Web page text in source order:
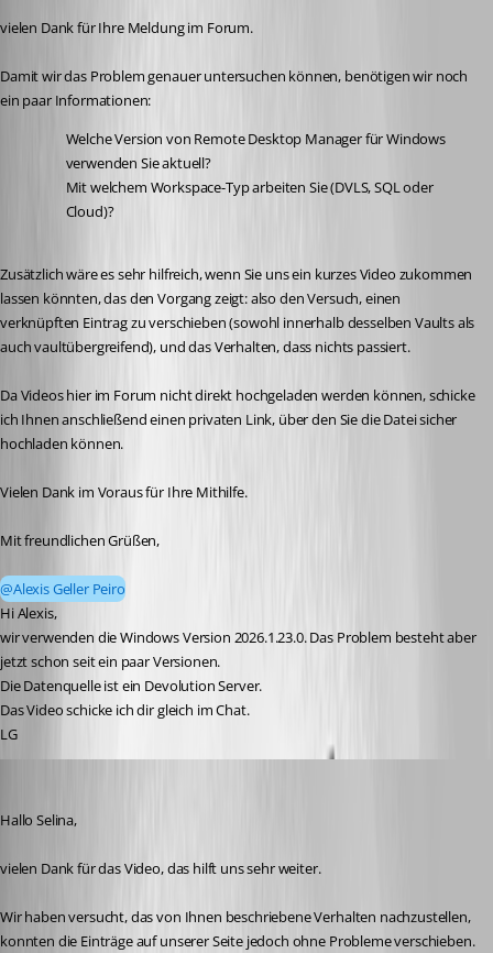
vielen Dank für Ihre Meldung im Forum.
Damit wir das Problem genauer untersuchen können, benötigen wir noch
ein paar Informationen:
Welche Version von Remote Desktop Manager für Windows
verwenden Sie aktuell?
Mit welchem Workspace-Typ arbeiten Sie (DVLS, SQL oder
Cloud)?
Zusätzlich wäre es sehr hilfreich, wenn Sie uns ein kurzes Video zukommen
lassen könnten, das den Vorgang zeigt: also den Versuch, einen
verknüpften Eintrag zu verschieben (sowohl innerhalb desselben Vaults als
auch vaultübergreifend), und das Verhalten, dass nichts passiert.
Da Videos hier im Forum nicht direkt hochgeladen werden können, schicke
ich Ihnen anschließend einen privaten Link, über den Sie die Datei sicher
hochladen können.
Vielen Dank im Voraus für Ihre Mithilfe.
Mit freundlichen Grüßen,
@Alexis Geller Peiro
Hi Alexis,
wir verwenden die Windows Version 2026.1.23.0. Das Problem besteht aber
jetzt schon seit ein paar Versionen.
Die Datenquelle ist ein Devolution Server.
Das Video schicke ich dir gleich im Chat.
LG
Hallo Selina,
vielen Dank für das Video, das hilft uns sehr weiter.
Wir haben versucht, das von Ihnen beschriebene Verhalten nachzustellen,
konnten die Einträge auf unserer Seite jedoch ohne Probleme verschieben.